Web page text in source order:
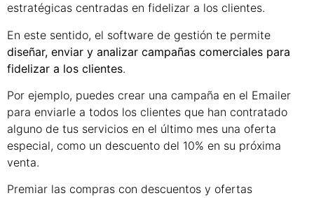
estratégicas centradas en fidelizar a los clientes.
En este sentido, el software de gestión te permite
diseñar, enviar y analizar campañas comerciales para
fidelizar a los clientes.
Por ejemplo, puedes crear una campaña en el Emailer
para enviarle a todos los clientes que han contratado
alguno de tus servicios en el último mes una oferta
especial, como un descuento del 10% en su próxima
venta.
Premiar las compras con descuentos y ofertas